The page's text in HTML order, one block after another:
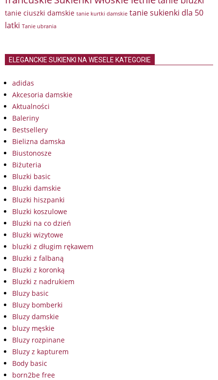
tanie ciuszki damskie tanie kurtki damskie tanie sukienki dla 50
latki Tanie ubrania
ELEGANCKIE SUKIENKI NA WESELE KATEGORIE
adidas
Akcesoria damskie
Aktualności
Baleriny
Bestsellery
Bielizna damska
Biustonosze
Biżuteria
Bluzki basic
Bluzki damskie
Bluzki hiszpanki
Bluzki koszulowe
Bluzki na co dzień
Bluzki wizytowe
bluzki z długim rękawem
Bluzki z falbaną
Bluzki z koronką
Bluzki z nadrukiem
Bluzy basic
Bluzy bomberki
Bluzy damskie
bluzy męskie
Bluzy rozpinane
Bluzy z kapturem
Body basic
born2be free